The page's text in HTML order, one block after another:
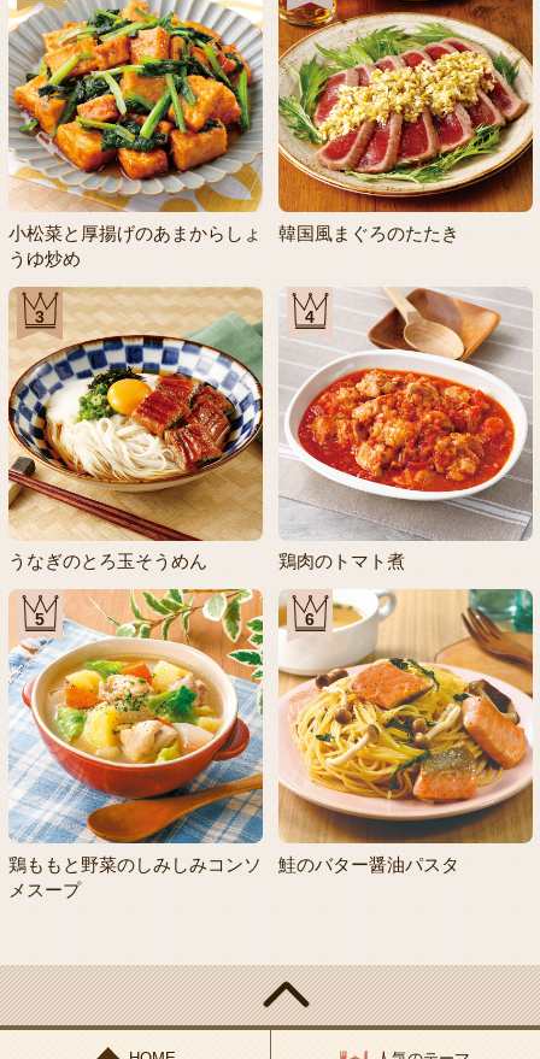
小松菜と厚揚げのあまからしょ
うゆ炒め
韓国風まぐろのたたき
3
うなぎのとろ玉そうめん
4
鶏肉のトマト煮
5
鶏ももと野菜のしみしみコンソ
メスープ
6
鮭のバター醤油パスタ